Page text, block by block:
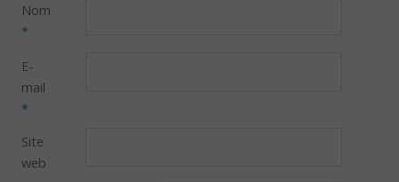
Nom
*
E-
mail
*
Site
web